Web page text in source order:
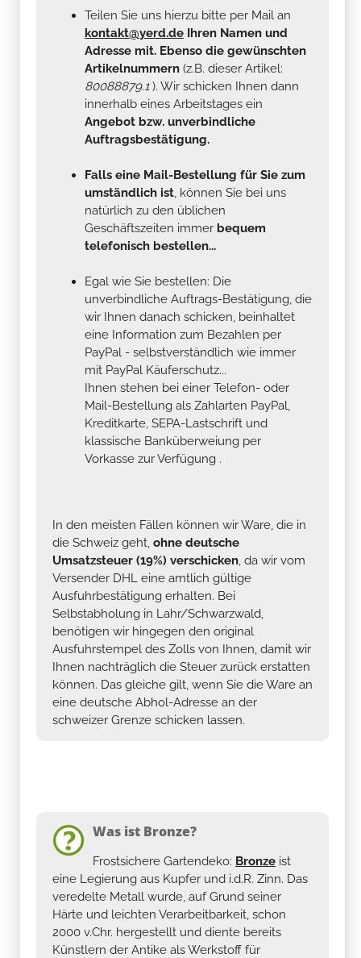
Teilen Sie uns hierzu bitte per Mail an
kontakt@yerd.de Ihren Namen und
Adresse mit. Ebenso die gewünschten
Artikelnummern (z.B. dieser Artikel:
80088879.1). Wir schicken Ihnen dann
innerhalb eines Arbeitstages ein
Angebot bzw. unverbindliche
Auftragsbestätigung.
Falls eine Mail-Bestellung für Sie zum
umständlich ist, können Sie bei uns
natürlich zu den üblichen
Geschäftszeiten immer bequem
telefonisch bestellen...
Egal wie Sie bestellen: Die
unverbindliche Auftrags-Bestätigung, die
wir Ihnen danach schicken, beinhaltet
eine Information zum Bezahlen per
PayPal - selbstverständlich wie immer
mit PayPal Käuferschutz...
Ihnen stehen bei einer Telefon- oder
Mail-Bestellung als Zahlarten PayPal,
Kreditkarte, SEPA-Lastschrift und
klassische Banküberweiung per
Vorkasse zur Verfügung .
In den meisten Fällen können wir Ware, die in
die Schweiz geht, ohne deutsche
Umsatzsteuer (19%) verschicken, da wir vom
Versender DHL eine amtlich gültige
Ausfuhrbestätigung erhalten. Bei
Selbstabholung in Lahr/Schwarzwald,
benötigen wir hingegen den original
Ausfuhrstempel des Zolls von Ihnen, damit wir
Ihnen nachträglich die Steuer zurück erstatten
können. Das gleiche gilt, wenn Sie die Ware an
eine deutsche Abhol-Adresse an der
schweizer Grenze schicken lassen.
Was ist Bronze?
Frostsichere Gartendeko: Bronze ist
eine Legierung aus Kupfer und i.d.R. Zinn. Das
veredelte Metall wurde, auf Grund seiner
Härte und leichten Verarbeitbarkeit, schon
2000 v.Chr. hergestellt und diente bereits
Künstlern der Antike als Werkstoff für